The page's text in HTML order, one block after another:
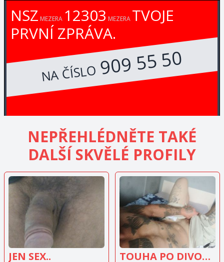
NSZ MEZERA 12303 MEZERA TVOJE
PRVNÍ ZPRÁVA.
NA ČÍSLO909 55 50
NEPŘEHLÉDNĚTE TAKÉ
DALŠÍ SKVĚLÉ PROFILY
ZOBRAZIT
INZERÁT
JEN SEX..
ZOBRAZIT
INZERÁT
TOUHA PO DIVOKÉM SEXU